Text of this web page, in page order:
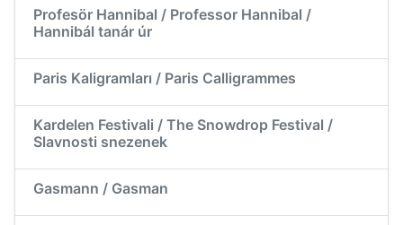
Profesör Hannibal / Professor Hannibal /
Hannibál tanár úr
Paris Kaligramları / Paris Calligrammes
Kardelen Festivali / The Snowdrop Festival /
Slavnosti snezenek
Gasmann / Gasman